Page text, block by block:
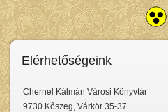
Elérhetőségeink
Chernel Kálmán Városi Könyvtár
9730 Kőszeg, Várkör 35-37.